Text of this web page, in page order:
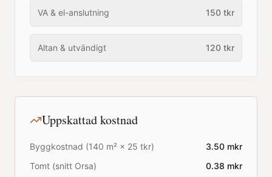
VA & el-anslutning 150 tkr
Altan & utvändigt 120 tkr
Uppskattad kostnad
Byggkostnad (140 m² × 25 tkr) 3.50 mkr
Tomt (snitt Orsa) 0.38 mkr